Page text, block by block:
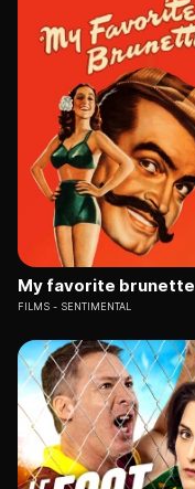
My favorite brunette
FILMS SENTIMENTAL